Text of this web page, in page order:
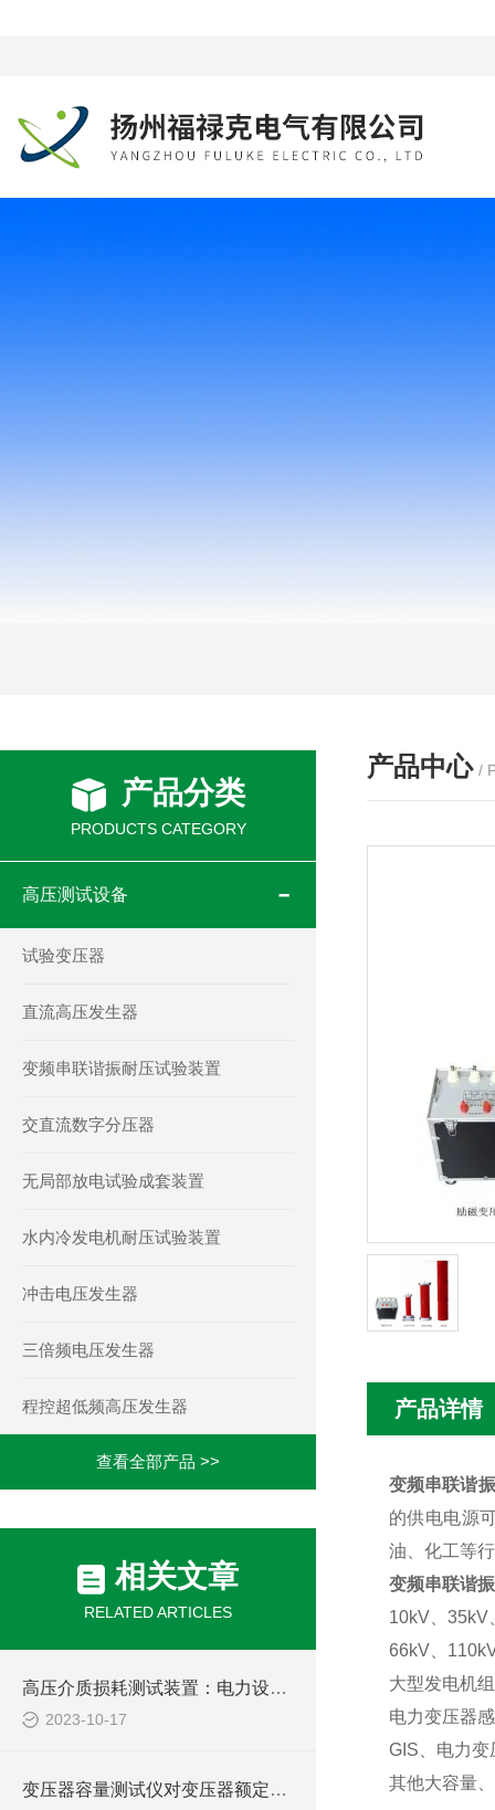
产品分类
PRODUCTS CATEGORY
高压测试设备
试验变压器
直流高压发生器
变频串联谐振耐压试验装置
交直流数字分压器
无局部放电试验成套装置
水内冷发电机耐压试验装置
冲击电压发生器
三倍频电压发生器
程控超低频高压发生器
查看全部产品 >>
相关文章
RELATED ARTICLES
高压介质损耗测试装置：电力设备的细密检测工具
2023-10-17
变压器容量测试仪对变压器额定容量的判断
产品中心 /
产品详情
变频串联谐
的供电电源
油、化工等
变频串联谐
10kV、 35kV
66kV、
大型发电机
电力变压器
GIS 、电力
其他大容量